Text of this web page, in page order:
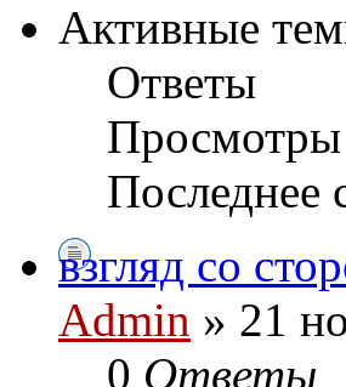
Активные
Ответы
Просмотры
Последнее
взгляд со
Admin » 21
0 Ответы